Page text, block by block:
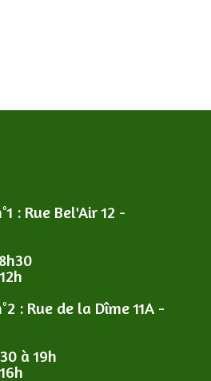
: Rue Bel'Air 12 -
: Rue de la Dîme 11A -
à 19h